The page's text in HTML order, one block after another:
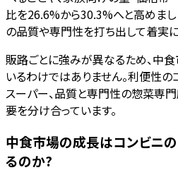
比を26.6%から30.3%へと高めまし
の品質や専門性を打ち出して着実に
販路ごとに強みが異なるため、中
いるわけではありません。利便性
スーパー、品質と専門性の惣菜専
要を分け合っています。
中食市場の成長はコンビニ
るのか?